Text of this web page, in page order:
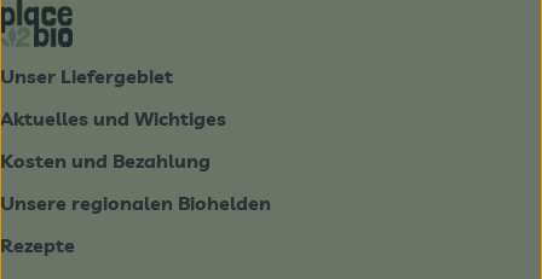
Externer Link zu https://place2bio.de/
Unser Liefergebiet
Aktuelles und Wichtiges
Kosten und Bezahlung
Unsere regionalen Biohelden
Rezepte